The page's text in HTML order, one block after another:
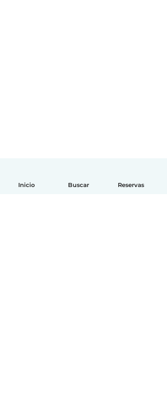
Inicio Buscar Reservas